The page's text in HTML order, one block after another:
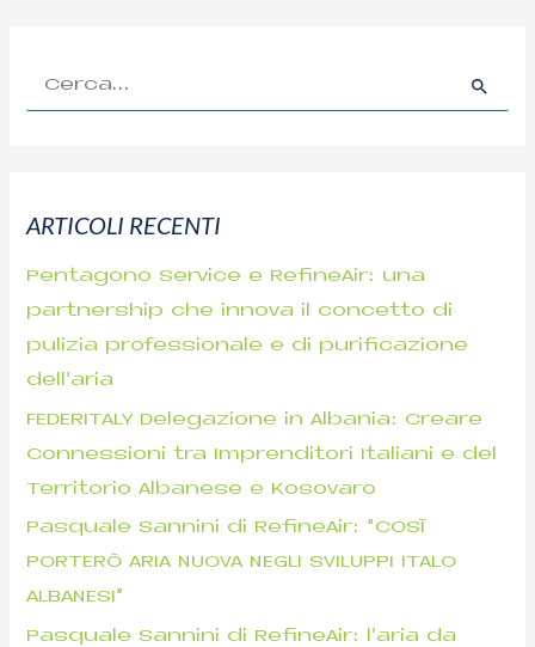
a
ARTICOLI RECENTI
Pentagono Service e RefineAir: una
partnership che innova il concetto di
pulizia professionale e di purificazione
dell’aria
FEDERITALY Delegazione in Albania: Creare
Connessioni tra Imprenditori Italiani e del
Territorio Albanese e Kosovaro
Pasquale Sannini di RefineAir: “COSÌ
PORTERÒ ARIA NUOVA NEGLI SVILUPPI ITALO
ALBANESI”
Pasquale Sannini di RefineAir: l’aria da